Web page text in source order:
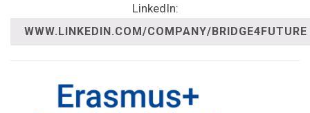
LinkedIn:
WWW.LINKEDIN.COM/COMPANY/BRIDGE4FUTURE